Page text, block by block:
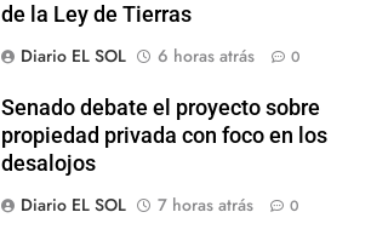
de la Ley de Tierras
Diario EL SOL
6 horas atrás 0
Senado debate el proyecto sobre
propiedad privada con foco en los
desalojos
Diario EL SOL
7 horas atrás 0